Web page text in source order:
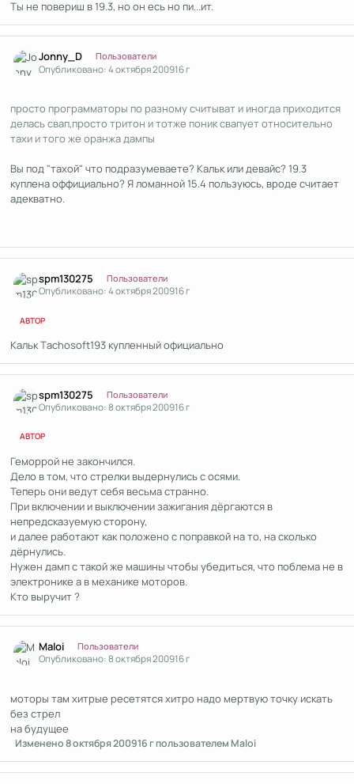
Ты не повериш в 19.3, но он есь но пи...ит.
Jonny_D Пользователи
Опубликовано:4 октября 200916 г
просто программаторы по разному считыват и иногда приходится
делась свап,просто тритон и тотже поник свапует относительно
тахи и того же оранжа дампы
Вы под "тахой" что подразумеваете? Кальк или девайс? 19.3
куплена оффициально? Я ломанной 15.4 пользуюсь, вроде считает
адекватно.
spm130275 Пользователи
Опубликовано:4 октября 200916 г
АВТОР
Кальк Тachosoft193 купленный официально
spm130275 Пользователи
Опубликовано:8 октября 200916 г
АВТОР
Геморрой не закончился.
Дело в том, что стрелки выдернулись с осями.
Теперь они ведут себя весьма странно.
При включении и выключении зажигания дёргаются в
непредсказуемую сторону,
и далее работают как положено с поправкой на то, на сколько
дёрнулись.
Нужен дамп с такой же машины чтобы убедиться, что поблема не в
электронике а в механике моторов.
Кто выручит ?
Maloi Пользователи
Опубликовано:8 октября 200916 г
моторы там хитрые ресетятся хитро надо мертвую точку искать
без стрел
на будущее
Изменено8 октября 200916 гпользователем Maloi